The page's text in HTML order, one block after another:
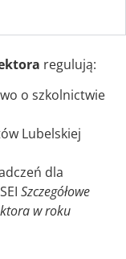
regulują:
o szkolnictwie
Lubelskiej
dla
Szczegółowe
w roku